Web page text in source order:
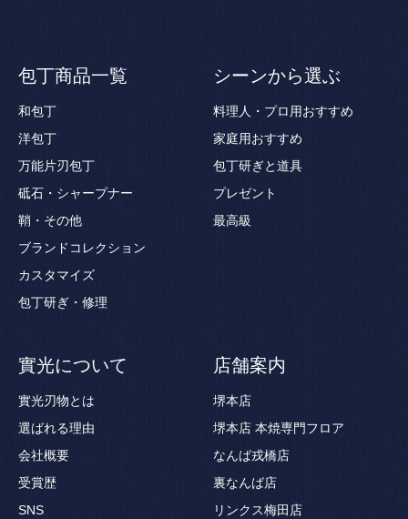
包丁商品一覧
和包丁
洋包丁
万能片刃包丁
砥石・シャープナー
鞘・その他
ブランドコレクション
カスタマイズ
包丁研ぎ・修理
シーンから選ぶ
料理人・プロ用おすすめ
家庭用おすすめ
包丁研ぎと道具
プレゼント
最高級
實光について
實光刃物とは
選ばれる理由
会社概要
受賞歴
SNS
店舗案内
堺本店
堺本店 本焼専門フロア
なんば戎橋店
裏なんば店
リンクス梅田店